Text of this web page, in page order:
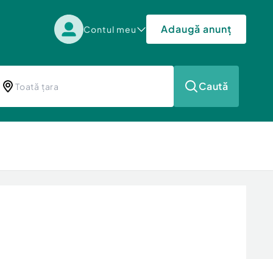
Contul meu Adaugă anunț
Caută